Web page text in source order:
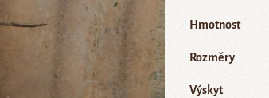
Hmotnost
Rozměry
Výskyt